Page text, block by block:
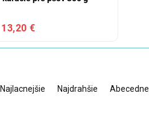
13,20 €
Najlacnejšie Najdrahšie Abecedne